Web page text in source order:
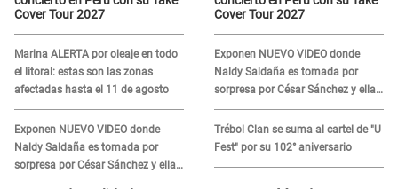
Cover Tour 2027
Marina ALERTA por oleaje en todo
el litoral: estas son las zonas
afectadas hasta el 11 de agosto
Exponen NUEVO VIDEO donde
Naldy Saldaña es tomada por
sorpresa por César Sánchez y ella
evidencia su REACCIÓN: Le agarró
Cover Tour 2027
Exponen NUEVO VIDEO donde
Naldy Saldaña es tomada por
sorpresa por César Sánchez y ella
evidencia su REACCIÓN: Le agarró
la mano
Trébol Clan se suma al cartel de "U
Fest" por su 102° aniversario